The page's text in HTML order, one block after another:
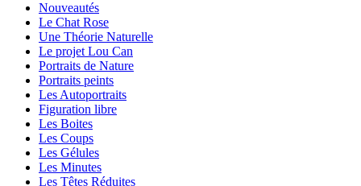
Nouveautés
Le Chat Rose
Une Théorie Naturelle
Le projet Lou Can
Portraits de Nature
Portraits peints
Les Autoportraits
Figuration libre
Les Boites
Les Coups
Les Gélules
Les Minutes
Les Têtes Réduites